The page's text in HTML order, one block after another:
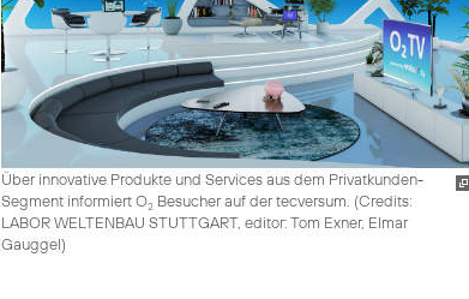
Über innovative Produkte und Services aus dem Privatkunden-
Segment informiert O2Besucher auf der tecversum. (Credits:
LABOR WELTENBAU STUTTGART, editor: Tom Exner, Elmar
Gauggel)